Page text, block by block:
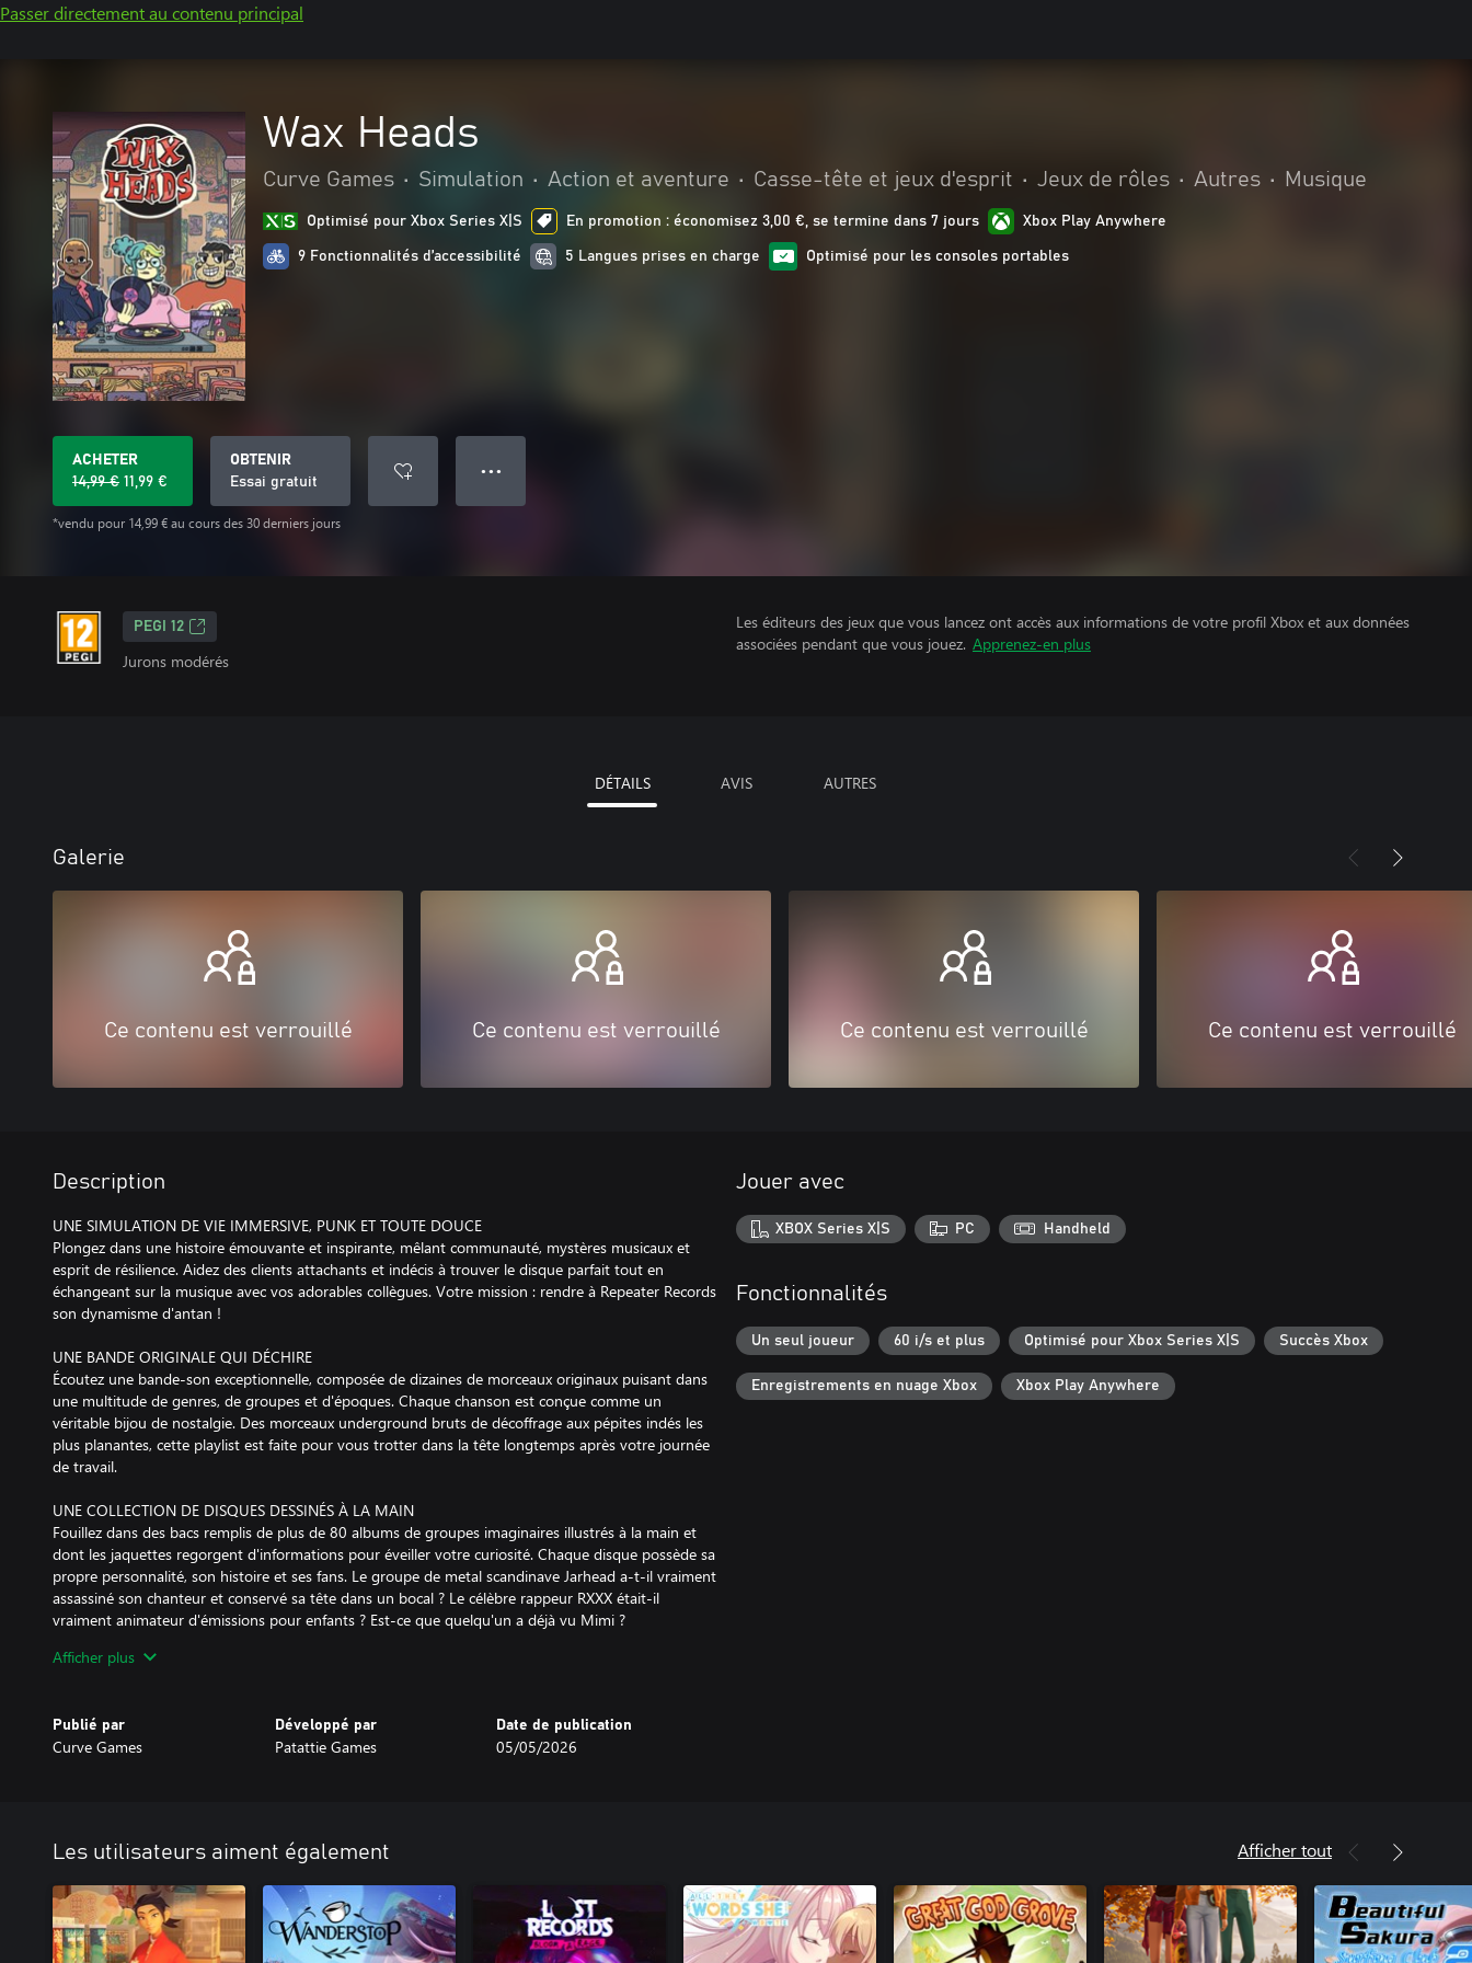
Passer directement au contenu principal
Wax Heads
Curve Games • Simulation • Action et aventure • Casse-tête et jeux d'esprit • Jeux de rôles • Autres • Musique
Optimisé pour Xbox Series X|S En promotion : économisez 3,00 €, se termine dans 7 jours Xbox Play Anywhere
9 Fonctionnalités d’accessibilité 5 Langues prises en charge Optimisé pour les consoles portables
ACHETER
14,99 € 11,99 €
*vendu pour 14,99 € au cours des 30 derniers jours
OBTENIR
Essai gratuit
● ● ●
PEGI 12
Jurons modérés
Les éditeurs des jeux que vous lancez ont accès aux informations de votre profil Xbox et aux données
associées pendant que vous jouez. Apprenez-en plus
DÉTAILS AVIS AUTRES
Galerie
Ce contenu est verrouillé Ce contenu est verrouillé Ce contenu est verrouillé Ce contenu est verrouillé
Description
UNE SIMULATION DE VIE IMMERSIVE, PUNK ET TOUTE DOUCE
Plongez dans une histoire émouvante et inspirante, mêlant communauté, mystères musicaux et
esprit de résilience. Aidez des clients attachants et indécis à trouver le disque parfait tout en
échangeant sur la musique avec vos adorables collègues. Votre mission : rendre à Repeater Records
son dynamisme d'antan !
UNE BANDE ORIGINALE QUI DÉCHIRE
Écoutez une bande-son exceptionnelle, composée de dizaines de morceaux originaux puisant dans
une multitude de genres, de groupes et d'époques. Chaque chanson est conçue comme un
véritable bijou de nostalgie. Des morceaux underground bruts de décoffrage aux pépites indés les
plus planantes, cette playlist est faite pour vous trotter dans la tête longtemps après votre journée
de travail.
UNE COLLECTION DE DISQUES DESSINÉS À LA MAIN
Fouillez dans des bacs remplis de plus de 80 albums de groupes imaginaires illustrés à la main et
dont les jaquettes regorgent d'informations pour éveiller votre curiosité. Chaque disque possède sa
propre personnalité, son histoire et ses fans. Le groupe de metal scandinave Jarhead a-t-il vraiment
assassiné son chanteur et conservé sa tête dans un bocal ? Le célèbre rappeur RXXX était-il
vraiment animateur d'émissions pour enfants ? Est-ce que quelqu'un a déjà vu Mimi ?
UNE BANDE HÉTÉROCLITE DE PERSONNAGES ATTACHANTS ET DÉJANTÉS
bizarreries et d'opinions discutables sur ce qu'est la "vraie musique". Apprenez à les connaître et à
apprécier leur humour. Après tout, ils sont l'âme de la boutique !
variété d'énigmes. Déchiffrez des indices et trouvez la recommandation musicale parfaite en
parcourant les disques, les réseaux sociaux et les magazines musicaux. Vous pourriez même vous
retrouver à travailler en régie pour des groupes du coin, à concevoir des affiches de concerts et à
préparer des commandes !
LES CRÉATEURS DE WAX HEADS
Afficher plus
Publié par
Curve Games
Développé par
Patattie Games
Date de publication
05/05/2026
Jouer avec
XBOX Series X|S PC Handheld
Fonctionnalités
Un seul joueur 60 i/s et plus Optimisé pour Xbox Series X|S Succès Xbox
Enregistrements en nuage Xbox Xbox Play Anywhere
Les utilisateurs aiment également Afficher tout